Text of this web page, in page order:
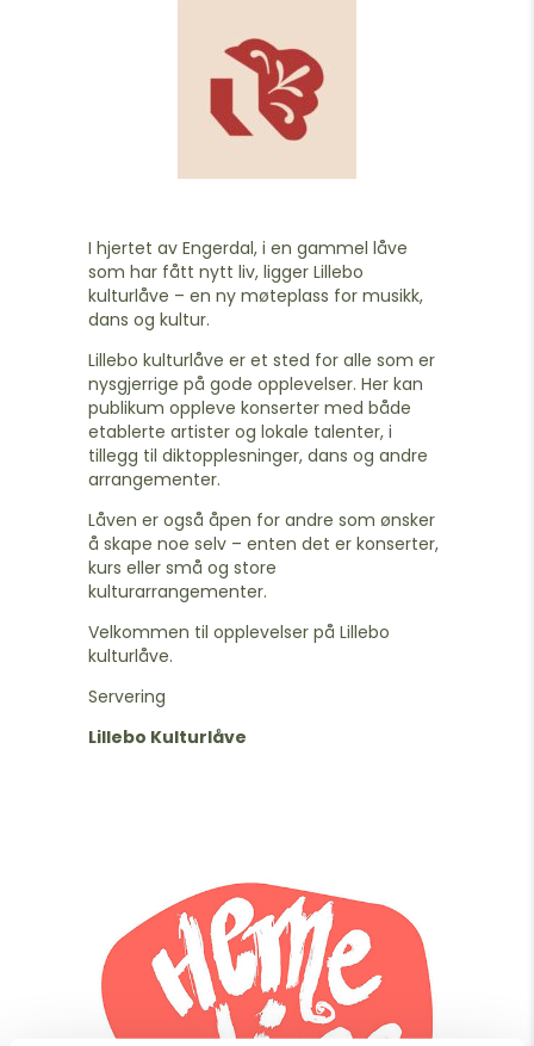
I hjertet av Engerdal, i en gammel låve
som har fått nytt liv, ligger Lillebo
kulturlåve – en ny møteplass for musikk,
dans og kultur.
Lillebo kulturlåve er et sted for alle som er
nysgjerrige på gode opplevelser. Her kan
publikum oppleve konserter med både
etablerte artister og lokale talenter, i
tillegg til diktopplesninger, dans og andre
arrangementer.
Låven er også åpen for andre som ønsker
å skape noe selv – enten det er konserter,
kurs eller små og store
kulturarrangementer.
Velkommen til opplevelser på Lillebo
kulturlåve.
Servering
Lillebo Kulturlåve